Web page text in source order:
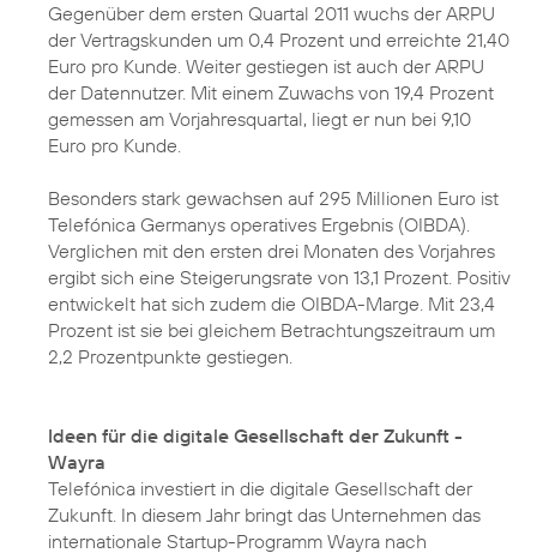
Gegenüber dem ersten Quartal 2011 wuchs der ARPU
der Vertragskunden um 0,4 Prozent und erreichte 21,40
Euro pro Kunde. Weiter gestiegen ist auch der ARPU
der Datennutzer. Mit einem Zuwachs von 19,4 Prozent
gemessen am Vorjahresquartal, liegt er nun bei 9,10
Euro pro Kunde.
Besonders stark gewachsen auf 295 Millionen Euro ist
Telefónica Germanys operatives Ergebnis (OIBDA).
Verglichen mit den ersten drei Monaten des Vorjahres
ergibt sich eine Steigerungsrate von 13,1 Prozent. Positiv
entwickelt hat sich zudem die OIBDA-Marge. Mit 23,4
Prozent ist sie bei gleichem Betrachtungszeitraum um
2,2 Prozentpunkte gestiegen.
Ideen für die digitale Gesellschaft der Zukunft -
Wayra
Telefónica investiert in die digitale Gesellschaft der
Zukunft. In diesem Jahr bringt das Unternehmen das
internationale Startup-Programm Wayra nach